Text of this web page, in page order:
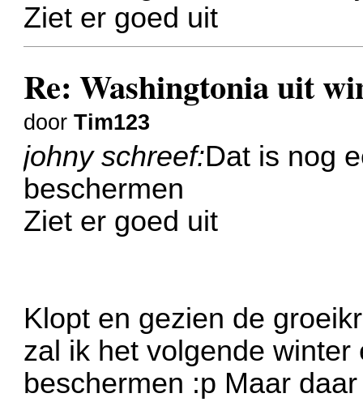
Ziet er goed uit
Re: Washingtonia uit
doorTim123
johny schreef:Dat is nog
beschermen
Ziet er goed uit
Klopt en gezien de
zal ik het volgende
beschermen :p Maar